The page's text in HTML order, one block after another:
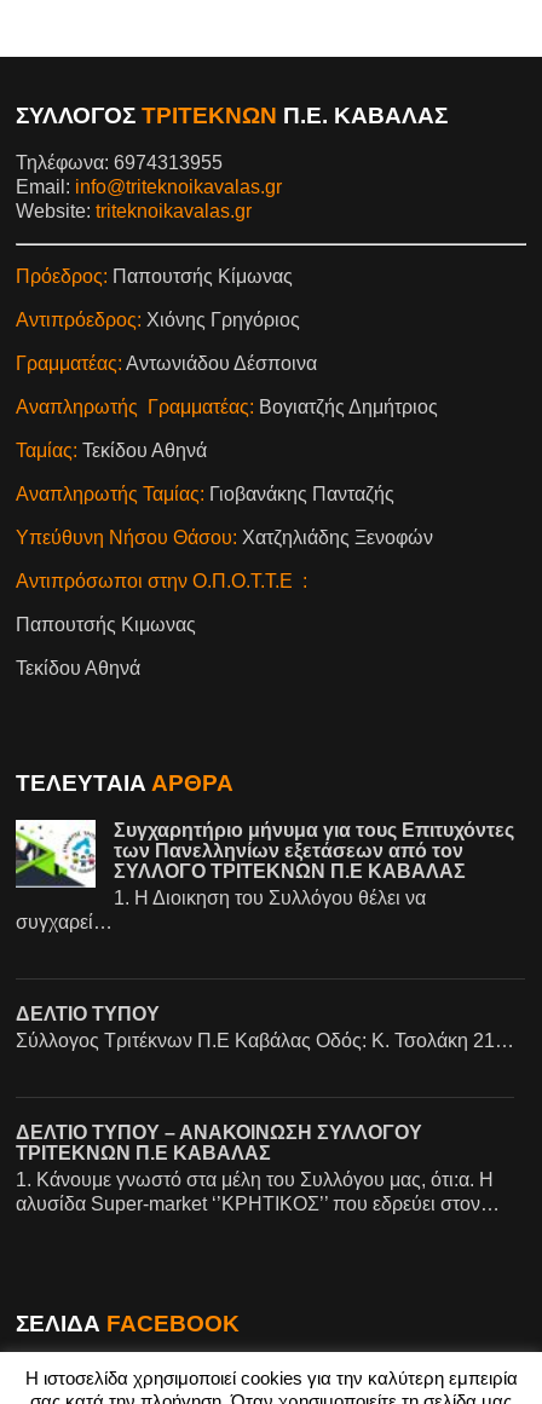
ΣΥΛΛΟΓΟΣΤΡΙΤΕΚΝΩΝ Π.Ε. ΚΑΒΑΛΑΣ
Τηλέφωνα: 6974313955
Email: info@triteknoikavalas.gr
Website:triteknoikavalas.gr
Πρόεδρος: Παπουτσής Κίμωνας
Αντιπρόεδρος: Χιόνης Γρηγόριος
Γραμματέας: Αντωνιάδου Δέσποινα
Αναπληρωτής Γραμματέας: Βογιατζής Δημήτριος
Ταμίας: Τεκίδου Αθηνά
Αναπληρωτής Ταμίας: Γιοβανάκης Πανταζής
Υπεύθυνη Νήσου Θάσου: Χατζηλιάδης Ξενοφών
Αντιπρόσωποι στην Ο.Π.Ο.Τ.Τ.Ε :
Παπουτσής Κιμωνας
Τεκίδου Αθηνά
ΤΕΛΕΥΤΑΙΑ ΑΡΘΡΑ
Συγχαρητήριο μήνυμα για τους Επιτυχόντες
των Πανελληνίων εξετάσεων από τον
ΣΥΛΛΟΓΟ ΤΡΙΤΕΚΝΩΝ Π.Ε ΚΑΒΑΛΑΣ
1. Η Διοικηση του Συλλόγου θέλει να
συγχαρεί…
ΔΕΛΤΙΟ ΤΥΠΟΥ
Σύλλογος Τριτέκνων Π.Ε Καβάλας Οδός: Κ. Τσολάκη 21…
ΔΕΛΤΙΟ ΤΥΠΟΥ – ΑΝΑΚΟΙΝΩΣΗ ΣΥΛΛΟΓΟΥ
ΤΡΙΤΕΚΝΩΝ Π.Ε ΚΑΒΑΛΑΣ
1. Κάνουμε γνωστό στα μέλη του Συλλόγου μας, ότι:α. Η
αλυσίδα Super-market ‘’ΚΡΗΤΙΚΟΣ’’ που εδρεύει στον…
ΣΕΛΙΔΑ FACEBOOK
Η ιστοσελίδα χρησιμοποιεί cookies για την καλύτερη εμπειρία